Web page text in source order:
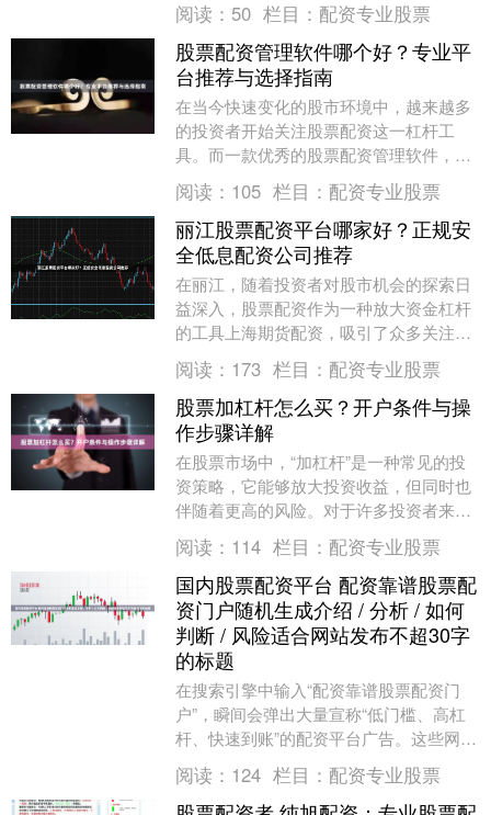
首要考虑的问题。本....
阅读： 50 栏目： 配资专业股票
股票配资管理软件哪个好？专业平
台推荐与选择指南
在当今快速变化的股市环境中，越来越多
的投资者开始关注股票配资这一杠杆工
具。而一款优秀的股票配资管理软件，不
仅能帮助投资者高效管理资金实盘配资平
台app，还能提供....
阅读： 105 栏目： 配资专业股票
丽江股票配资平台哪家好？正规安
全低息配资公司推荐
在丽江，随着投资者对股市机会的探索日
益深入，股票配资作为一种放大资金杠杆
的工具上海期货配资，吸引了众多关注。
然而，面对市场上琳琅满目的配资平台，
许多投资者不禁困....
阅读： 173 栏目： 配资专业股票
股票加杠杆怎么买？开户条件与操
作步骤详解
在股票市场中，“加杠杆”是一种常见的投
资策略，它能够放大投资收益，但同时也
伴随着更高的风险。对于许多投资者来
说，了解如何通过杠杆交易来买卖股票，
以及相关的开户条....
阅读： 114 栏目： 配资专业股票
国内股票配资平台 配资靠谱股票配
资门户随机生成介绍 / 分析 / 如何
判断 / 风险适合网站发布不超30字
的标题
在搜索引擎中输入“配资靠谱股票配资门
户”，瞬间会弹出大量宣称“低门槛、高杠
杆、快速到账”的配资平台广告。这些网站
往往设计精美，承诺“十倍杠杆”、“穿仓免
责”，甚....
阅读： 124 栏目： 配资专业股票